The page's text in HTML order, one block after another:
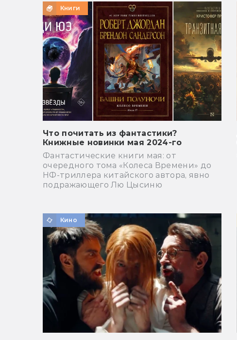
Книги
Что почитать из фантастики?
Книжные новинки мая 2024-го
Фантастические книги мая: от
очередного тома «Колеса Времени» до
НФ-триллера китайского автора, явно
подражающего Лю Цысиню
Кино